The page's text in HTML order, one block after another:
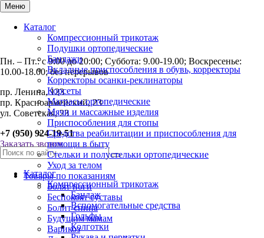
Меню
Каталог
Компрессионный трикотаж
Подушки ортопедические
Бандажи
Вкладные приспособления в обувь, корректоры
Корректоры осанки-реклинаторы
Корсеты
Матрасы ортопедические
Мячи и массажные изделия
Приспособления для стопы
Средства реабилитации и приспособления для
помощи в быту
Стельки и полустельки ортопедические
Уход за телом
Товары по показаниям
Болят ноги
Беспокоят суставы
Болит спина
Будущим мамам
Варикоз
Пн. – Пт.: с 9:00 до 20:00; Суббота: 9.00-19.00; Воскресенье:
10.00-18.00; без перерывов
пр. Ленина, 123
пр. Красноармейский, 23
ул. Советская, 23
+7 (950) 924-19-51
Заказать звонок
Каталог
Компрессионный трикотаж
Бандаж
Вспомогательные средства
Гольфы
Колготки